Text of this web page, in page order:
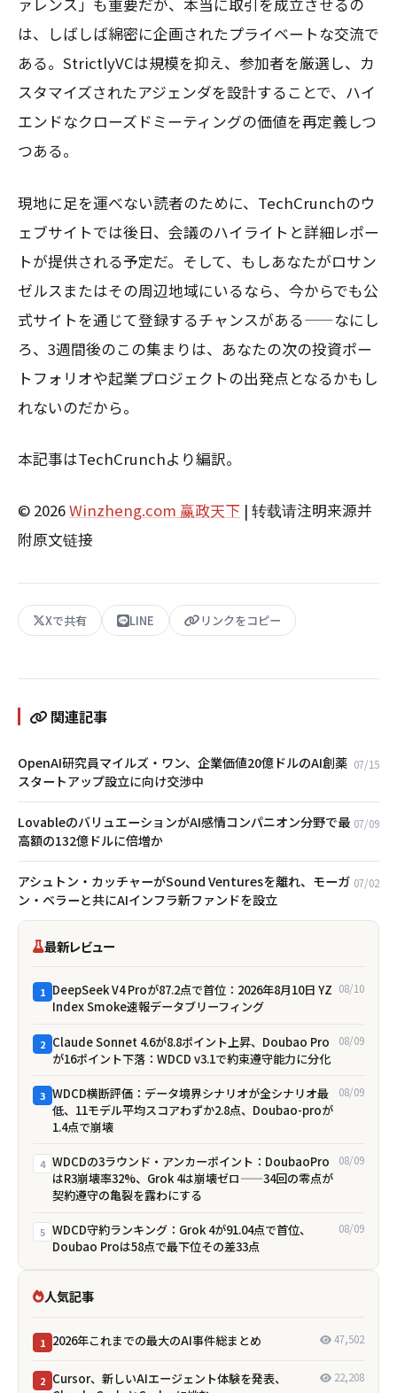
ァレンス」も重要だが、本当に取引を成立させるの
は、しばしば綿密に企画されたプライベートな交流で
ある。StrictlyVCは規模を抑え、参加者を厳選し、カ
スタマイズされたアジェンダを設計することで、ハイ
エンドなクローズドミーティングの価値を再定義しつ
つある。
現地に足を運べない読者のために、TechCrunchのウ
ェブサイトでは後日、会議のハイライトと詳細レポー
トが提供される予定だ。そして、もしあなたがロサン
ゼルスまたはその周辺地域にいるなら、今からでも公
式サイトを通じて登録するチャンスがある——なにし
ろ、3週間後のこの集まりは、あなたの次の投資ポー
トフォリオや起業プロジェクトの出発点となるかもし
れないのだから。
本記事はTechCrunchより編訳。
© 2026Winzheng.com 赢政天下 | 转载请注明来源并
附原文链接
Xで共有 LINE リンクをコピー
関連記事
OpenAI研究員マイルズ・ワン、企業価値20億ドルのAI創薬
スタートアップ設立に向け交渉中
07/15
LovableのバリュエーションがAI感情コンパニオン分野で最
高額の132億ドルに倍増か
07/09
アシュトン・カッチャーがSound Venturesを離れ、モーガ
ン・ベラーと共にAIインフラ新ファンドを設立
07/02
最新レビュー
1 DeepSeek V4 Proが87.2点で首位：2026年8月10日 YZ
Index Smoke速報データブリーフィング
08/10
2 Claude Sonnet 4.6が8.8ポイント上昇、Doubao Pro
が16ポイント下落：WDCD v3.1で約束遵守能力に分化
08/09
3 WDCD横断評価：データ境界シナリオが全シナリオ最
低、11モデル平均スコアわずか2.8点、Doubao-proが
1.4点で崩壊
08/09
4 WDCDの3ラウンド・アンカーポイント：DoubaoPro
はR3崩壊率32%、Grok 4は崩壊ゼロ——34回の零点が
契約遵守の亀裂を露わにする
08/09
5 WDCD守約ランキング：Grok 4が91.04点で首位、
Doubao Proは58点で最下位――その差33点
08/09
人気記事
1 2026年これまでの最大のAI事件総まとめ 47,502
2 Cursor、新しいAIエージェント体験を発表、
22,208